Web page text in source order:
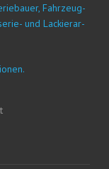
Fahr­zeug­
und Lackier­ar­